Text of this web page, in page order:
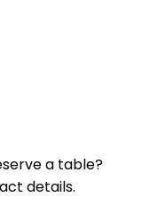
a table?
details.